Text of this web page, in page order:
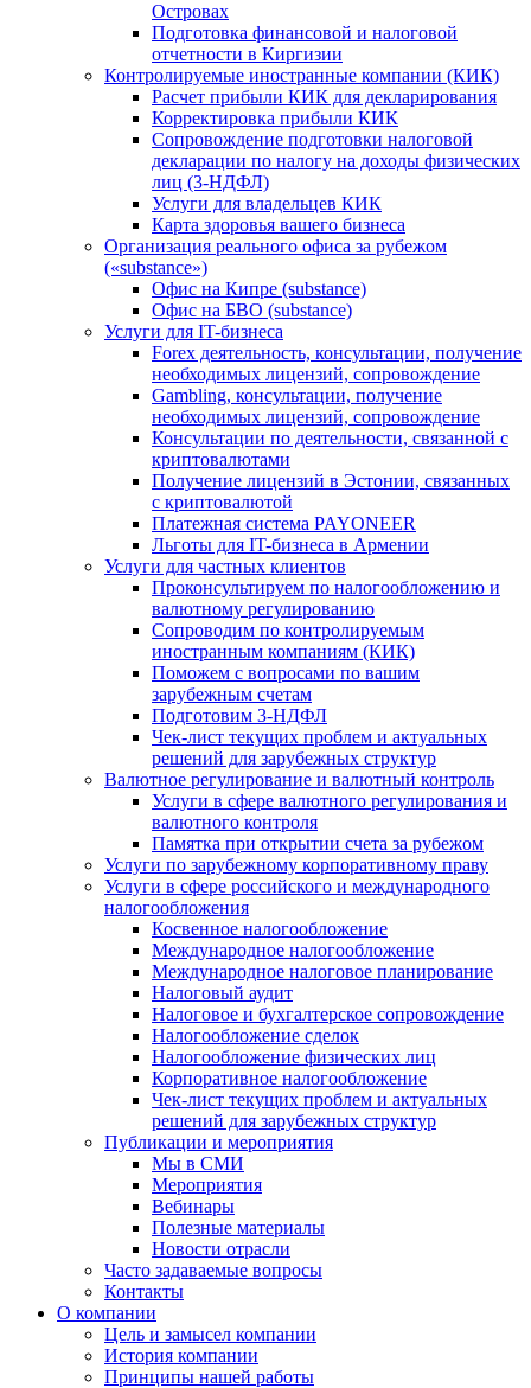
Островах
Подготовка финансовой и налоговой
отчетности в Киргизии
Контролируемые иностранные компании (КИК)
Расчет прибыли КИК для декларирования
Корректировка прибыли КИК
Сопровождение подготовки налоговой
декларации по налогу на доходы физических
лиц (3-НДФЛ)
Услуги для владельцев КИК
Карта здоровья вашего бизнеса
Организация реального офиса за рубежом
(«substance»)
Офис на Кипре (substance)
Офис на БВО (substance)
Услуги для IT-бизнеса
Forex деятельность, консультации, получение
необходимых лицензий, сопровождение
Gambling, консультации, получение
необходимых лицензий, сопровождение
Консультации по деятельности, связанной с
криптовалютами
Получение лицензий в Эстонии, связанных
с криптовалютой
Платежная система PAYONEER
Льготы для IT-бизнеса в Армении
Услуги для частных клиентов
Проконсультируем по налогообложению и
валютному регулированию
Сопроводим по контролируемым
иностранным компаниям (КИК)
Поможем с вопросами по вашим
зарубежным счетам
Подготовим 3-НДФЛ
Чек-лист текущих проблем и актуальных
решений для зарубежных структур
Валютное регулирование и валютный контроль
Услуги в сфере валютного регулирования и
валютного контроля
Памятка при открытии счета за рубежом
Услуги по зарубежному корпоративному праву
Услуги в сфере российского и международного
налогообложения
Косвенное налогообложение
Международное налогообложение
Международное налоговое планирование
Налоговый аудит
Налоговое и бухгалтерское сопровождение
Налогообложение сделок
Налогообложение физических лиц
Корпоративное налогообложение
Чек-лист текущих проблем и актуальных
решений для зарубежных структур
Публикации и мероприятия
Мы в СМИ
Мероприятия
Вебинары
Полезные материалы
Новости отрасли
Часто задаваемые вопросы
Контакты
О компании
Цель и замысел компании
История компании
Принципы нашей работы